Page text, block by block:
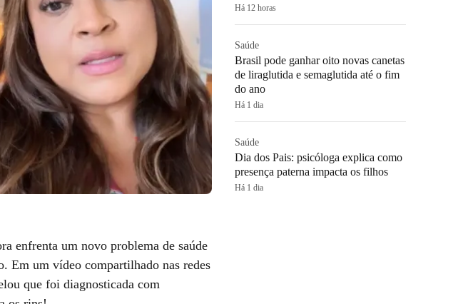
enfrenta um novo problema de saúde
Em um vídeo compartilhado nas redes
que foi diagnosticada com
Há 12 horas
Saúde
Brasil pode ganhar oito novas canetas
de liraglutida e semaglutida até o fim
do ano
Há 1 dia
Saúde
Dia dos Pais: psicóloga explica como
presença paterna impacta os filhos
Há 1 dia